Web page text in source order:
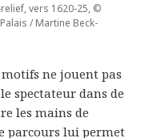
vers 1620-25, ©
/ Martine Beck-
ne jouent pas
spectateur dans de
les mains de
parcours lui permet